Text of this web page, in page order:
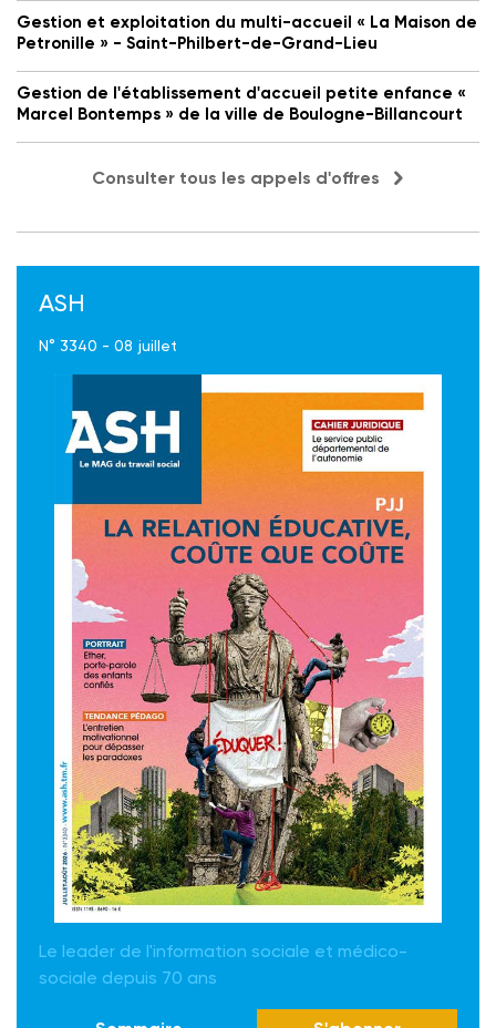
Gestion et exploitation du multi-accueil « La Maison de
Petronille » - Saint-Philbert-de-Grand-Lieu
Gestion de l'établissement d'accueil petite enfance «
Marcel Bontemps » de la ville de Boulogne-Billancourt
Consulter tous les appels d'offres
ASH
N° 3340 - 08 juillet
Le leader de l'information sociale et médico-
sociale depuis 70 ans